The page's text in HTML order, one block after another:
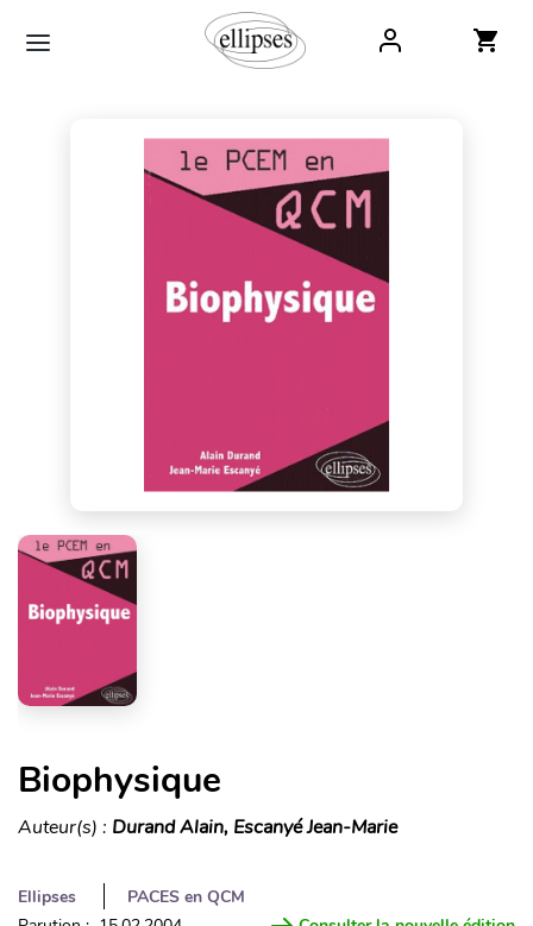
Biophysique
Auteur(s) : Durand Alain, Escanyé Jean-Marie
Ellipses
PACES en QCM